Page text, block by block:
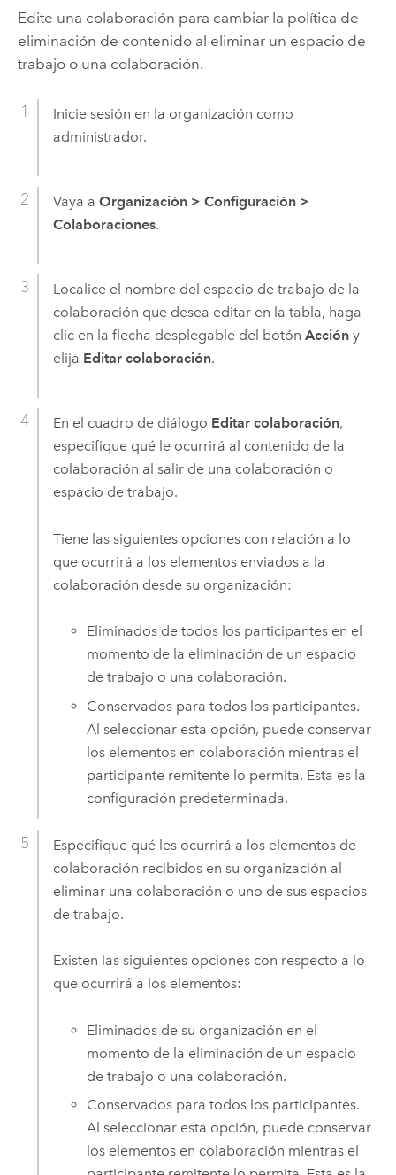
Edite una colaboración para cambiar la política de
eliminación de contenido al eliminar un espacio de
trabajo o una colaboración.
Inicie sesión en la organización como
administrador.
Vaya a Organización > Configuración >
Colaboraciones.
Localice el nombre del espacio de trabajo de la
colaboración que desea editar en la tabla, haga
clic en la flecha desplegable del botón Accióny
elija Editar colaboración.
En el cuadro de diálogo Editar colaboración,
especifique qué le ocurrirá al contenido de la
colaboración al salir de una colaboración o
espacio de trabajo.
Tiene las siguientes opciones con relación a lo
que ocurrirá a los elementos enviados a la
colaboración desde su organización:
Eliminados de todos los participantes en el
momento de la eliminación de un espacio
de trabajo o una colaboración.
Conservados para todos los participantes.
Al seleccionar esta opción, puede conservar
los elementos en colaboración mientras el
participante remitente lo permita. Esta es la
configuración predeterminada.
Especifique qué les ocurrirá a los elementos de
colaboración recibidos en su organización al
eliminar una colaboración o uno de sus espacios
de trabajo.
Existen las siguientes opciones con respecto a lo
que ocurrirá a los elementos:
Eliminados de su organización en el
momento de la eliminación de un espacio
de trabajo o una colaboración.
Conservados para todos los participantes.
Al seleccionar esta opción, puede conservar
los elementos en colaboración mientras el